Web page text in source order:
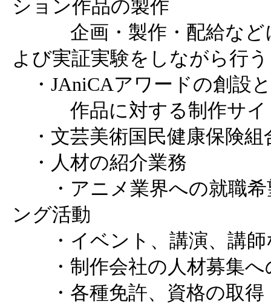
ション作品の製作
企画・製作・配給など
よび実証実験をしながら行う
・JAniCAアワードの創設
作品に対する制作サイ
・文芸美術国民健康保険組
・人材の紹介業務
・アニメ業界への就職希
ング活動
・イベント、講演、講師
・制作会社の人材募集へ
・各種免許、資格の取得